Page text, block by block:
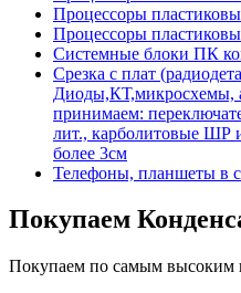
Процессоры
Процессоры
Системные блоки ПК
Срезка с плат
Диоды,КТ,микросхемы,
принимаем:
лит., карболитовые
более 3см
Телефоны, планшеты в
Покупаем
Покупаем по самым высоким